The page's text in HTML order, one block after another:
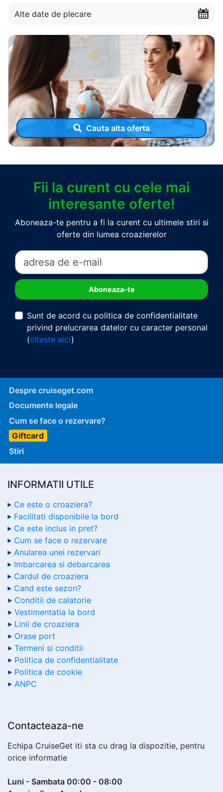
Alte date de plecare
Cauta alta oferta
Fii la curent cu cele mai
interesante oferte!
Aboneaza-te pentru a fi la curent cu ultimele stiri si
oferte din lumea croazierelor
Sunt de acord cu politica de confidentialitate
privind prelucrarea datelor cu caracter personal
(citeste aici)
Despre cruiseget.com
Documente legale
Cum se face o rezervare?
Giftcard
Stiri
INFORMATII UTILE
Ce este o croaziera?
Facilitati disponibile la bord
Ce este inclus in pret?
Cum se face o rezervare
Anularea unei rezervari
Imbarcarea si debarcarea
Cardul de croaziera
Cand este sezon?
Conditii de calatorie
Vestimentatia la bord
Linii de croaziera
Orase port
Termeni si conditii
Politica de confidentialitate
Politica de cookie
ANPC
Contacteaza-ne
Echipa CruiseGet iti sta cu drag la dispozitie, pentru
orice informatie
Luni - Sambata 00:00 - 08:00